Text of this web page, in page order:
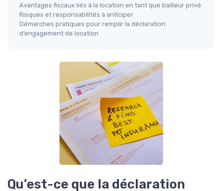
Avantages fiscaux liés à la location en tant que bailleur privé
Risques et responsabilités à anticiper
Démarches pratiques pour remplir la déclaration
d’engagement de location
Qu’est-ce que la déclaration